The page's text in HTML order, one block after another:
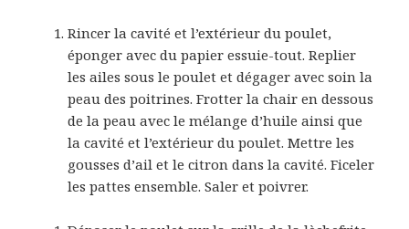
Rincer la cavité et l’extérieur du poulet,
éponger avec du papier essuie-tout. Replier
les ailes sous le poulet et dégager avec soin la
peau des poitrines. Frotter la chair en dessous
de la peau avec le mélange d’huile ainsi que
la cavité et l’extérieur du poulet. Mettre les
gousses d’ail et le citron dans la cavité. Ficeler
les pattes ensemble. Saler et poivrer.